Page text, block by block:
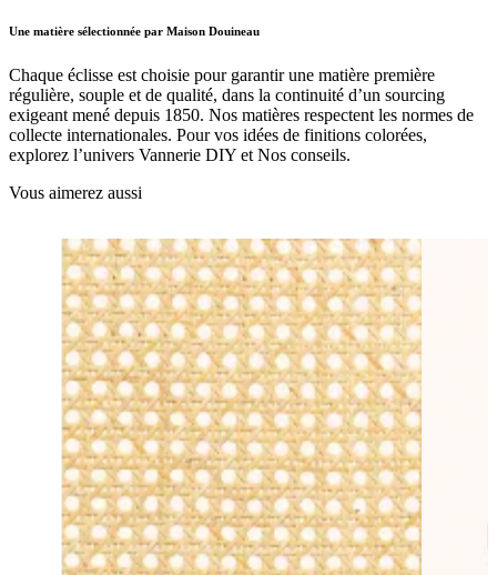
Une matière sélectionnée par Maison Douineau
Chaque éclisse est choisie pour garantir une matière première
régulière, souple et de qualité, dans la continuité d’un sourcing
exigeant mené depuis 1850. Nos matières respectent les normes de
collecte internationales. Pour vos idées de finitions colorées,
explorez l’univers Vannerie DIY et Nos conseils.
Vous aimerez aussi